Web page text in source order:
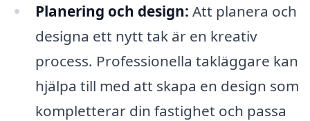
Planering och design: Att planera och
designa ett nytt tak är en kreativ
process. Professionella takläggare kan
hjälpa till med att skapa en design som
kompletterar din fastighet och passa